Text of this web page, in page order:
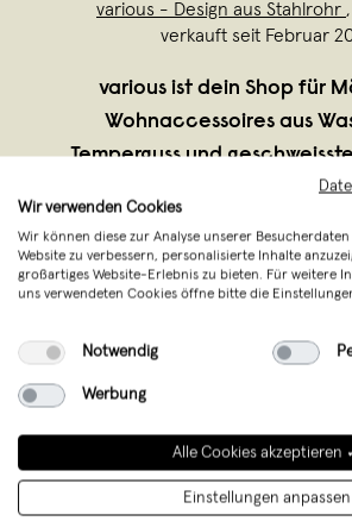
various - Design aus Stahlrohr ,
verkauft seit Februar
various ist dein Shop für
Wohnaccessoires aus
Temperguss und
fertigen exklusiv auf
Unser zeitloses
Wasserrohr setzt
Wir verwenden Cookies
Wir können diese zur Analyse unserer
Website zu verbessern, personalisierte Inhalte
großartiges Website-Erlebnis zu bieten. Für weitere
uns verwendeten Cookies öffne bitte die
Notwendig
Werbung
Alle Cookies akzeptieren
Einstellungen anpassen